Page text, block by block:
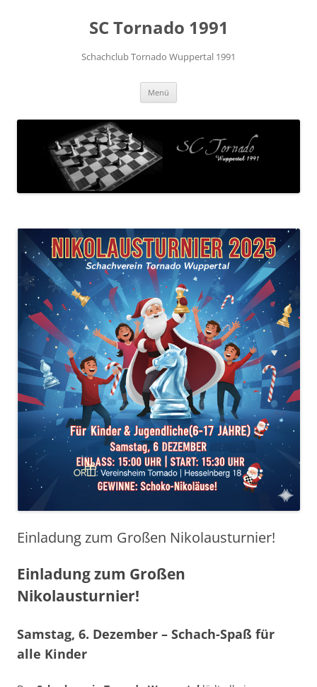
SC Tornado 1991
Schachclub Tornado Wuppertal 1991
Menü
Einladung zum Großen Nikolausturnier!
Einladung zum Großen
Nikolausturnier!
Samstag, 6. Dezember – Schach-Spaß für
alle Kinder